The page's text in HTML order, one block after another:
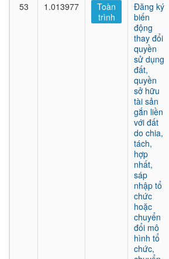
53 1.013977
Toàn
trình
Đăng ký
biến
động
thay đổi
quyền
sử dụng
đất,
quyền
sở hữu
tài sản
gắn liền
với đất
do chia,
tách,
hợp
nhất,
sáp
nhập tổ
chức
hoặc
chuyển
đổi mô
hình tổ
chức,